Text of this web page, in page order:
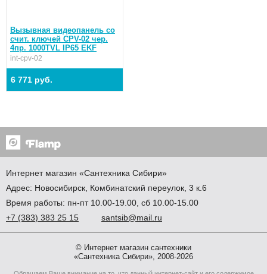
Вызывная видеопанель со
счит. ключей CPV-02 чер.
4пр. 1000TVL IP65 EKF
int-cpv-02
6 771 руб.
Интернет магазин «Сантехника Сибири»
Адрес: Новосибирск Комбинатский переулок, 3 к.6
Время работы: пн-пт 10.00-19.00, сб 10.00-15.00
+7 (383) 383 25 15 santsib@mail.ru
© Интернет магазин сантехники
«Сантехника Сибири», 2008-2026